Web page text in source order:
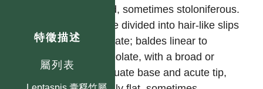
特徵描述
屬列表
鴨嘴草屬
Leleba 孝順竹屬
tufted, sometimes stoloniferous.
Ligule divided into hair-like slips
or ciliate; baldes linear to
lanceolate, with a broad or
attenuate base and acute tip,